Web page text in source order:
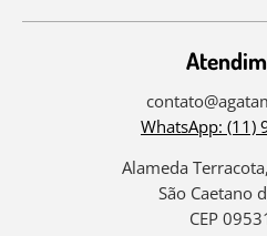
WhatsApp: (11)
Alameda
São Caetano
CEP